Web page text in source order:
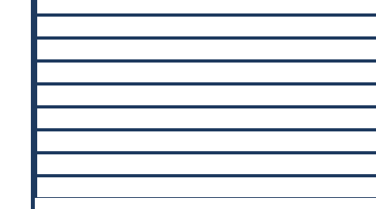
או כמורשה, ולאחר שלמדנו מה נדרש מכל עוסק בכל הקשור לרשויות
מע"מ. בעת הביקור במע"מ תמלאו את הטפסים הנדרשים לעוסק
לסיווג שלכם כעוסקים וכן תקבלו הנחיות לדיווח התקופתי
לנוחותכם תוכלו למלא את הטופס בבית ולשלוח אותו למס הכנסה בלי
לאומי תירשמו כעובדים עצמאיים ותצהירו על העסקת עובדים אם
ובעבור עובדיו, וזאת מדי חודש בחודשו.